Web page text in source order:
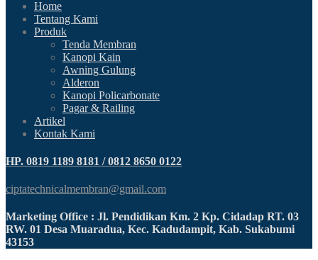
Home
Tentang Kami
Produk
Tenda Membran
Kanopi Kain
Awning Gulung
Alderon
Kanopi Policarbonate
Pagar & Railing
Artikel
Kontak Kami
HP. 0819 1189 8181 / 0812 8650 0122
ciptatechnicalmembran@gmail.com
Marketing Office : Jl. Pendidikan Km. 2 Kp. Cidadap RT. 03
RW. 01 Desa Muaradua, Kec. Kadudampit, Kab. Sukabumi
43153